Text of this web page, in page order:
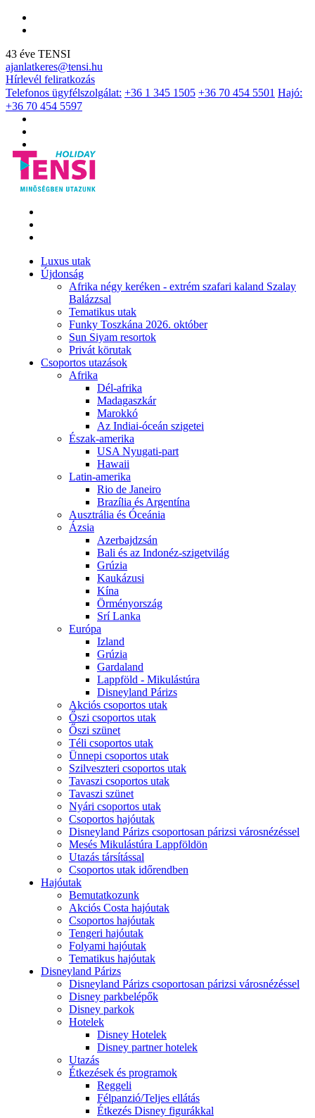
43 éve TENSI
ajanlatkeres@tensi.hu
Hírlevél feliratkozás
Telefonos ügyfélszolgálat: +36 1 345 1505 +36 70 454 5501 Hajó:
+36 70 454 5597
Luxus utak
Újdonság
Afrika négy keréken - extrém szafari kaland Szalay
Balázzsal
Tematikus utak
Funky Toszkána 2026. október
Sun Siyam resortok
Privát körutak
Csoportos utazások
Afrika
Dél-afrika
Madagaszkár
Marokkó
Az Indiai-óceán szigetei
Észak-amerika
USA Nyugati-part
Hawaii
Latin-amerika
Rio de Janeiro
Brazília és Argentína
Ausztrália és Óceánia
Ázsia
Azerbajdzsán
Bali és az Indonéz-szigetvilág
Grúzia
Kaukázusi
Kína
Örményország
Srí Lanka
Európa
Izland
Grúzia
Gardaland
Lappföld - Mikulástúra
Disneyland Párizs
Akciós csoportos utak
Őszi csoportos utak
Őszi szünet
Téli csoportos utak
Ünnepi csoportos utak
Szilveszteri csoportos utak
Tavaszi csoportos utak
Tavaszi szünet
Nyári csoportos utak
Csoportos hajóutak
Disneyland Párizs csoportosan párizsi városnézéssel
Mesés Mikulástúra Lappföldön
Utazás társítással
Csoportos utak időrendben
Hajóutak
Bemutatkozunk
Akciós Costa hajóutak
Csoportos hajóutak
Tengeri hajóutak
Folyami hajóutak
Tematikus hajóutak
Disneyland Párizs
Disneyland Párizs csoportosan párizsi városnézéssel
Disney parkbelépők
Disney parkok
Hotelek
Disney Hotelek
Disney partner hotelek
Utazás
Étkezések és programok
Reggeli
Félpanzió/Teljes ellátás
Étkezés Disney figurákkal